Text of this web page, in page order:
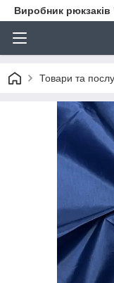
Виробник рюкзаків
Товари та